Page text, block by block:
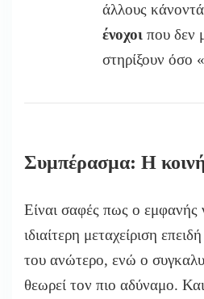
άλλους
ένοχοι που δεν
στηρίξουν όσο
Συμπέρασμα: Η κοινή
Είναι σαφές πως ο εμφανής
ιδιαίτερη μεταχείριση
του ανώτερο, ενώ ο
θεωρεί τον πιο αδύναμο.